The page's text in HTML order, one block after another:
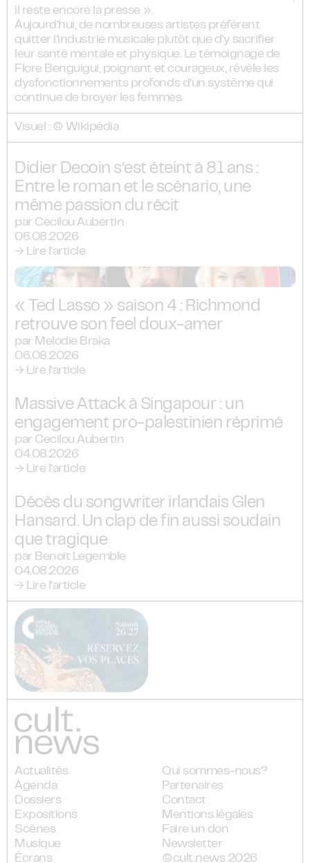
il reste encore la presse ».
Aujourd’hui, de nombreuses artistes préfèrent
quitter l’industrie musicale plutôt que d’y sacrifier
leur santé mentale et physique. Le témoignage de
Flore Benguigui, poignant et courageux, révèle les
dysfonctionnements profonds d’un système qui
continue de broyer les femmes.
Visuel : © Wikipédia
Didier Decoin s’est éteint à 81 ans :
Entre le roman et le scénario, une
même passion du récit
par Cecilou Aubertin
06.08.2026
→ Lire l’article
« Ted Lasso » saison 4 : Richmond
retrouve son feel doux-amer
par Melodie Braka
06.08.2026
→ Lire l’article
Massive Attack à Singapour : un
engagement pro-palestinien réprimé
par Cecilou Aubertin
04.08.2026
→ Lire l’article
Décès du songwriter irlandais Glen
Hansard. Un clap de fin aussi soudain
que tragique
par Benoit Legemble
04.08.2026
→ Lire l’article
Actualités
Agenda
Dossiers
Expositions
Scènes
Musique
Écrans
Qui sommes-nous?
Partenaires
Contact
Mentions légales
Faire un don
Newsletter
©cult.news 2026